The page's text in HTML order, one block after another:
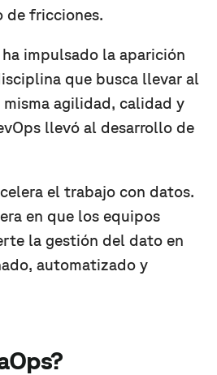
de fricciones.
impulsado la aparición
que busca llevar al
agilidad, calidad y
llevó al desarrollo de
el trabajo con datos.
en que los equipos
la gestión del dato en
automatizado y